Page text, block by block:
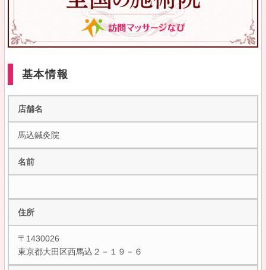
基本情報
店舗名
馬込鍼灸院
名前
住所
〒1430026
東京都大田区西馬込２－１９－６